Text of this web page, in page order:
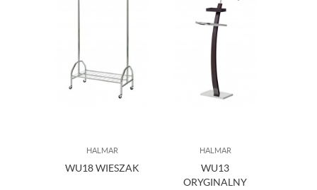
HALMAR
WU18 WIESZAK
HALMAR
WU13
ORYGINALNY